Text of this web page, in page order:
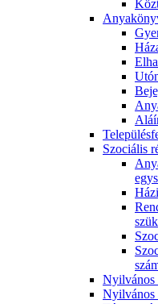
Szociális
Nyilvános
Nyilvános